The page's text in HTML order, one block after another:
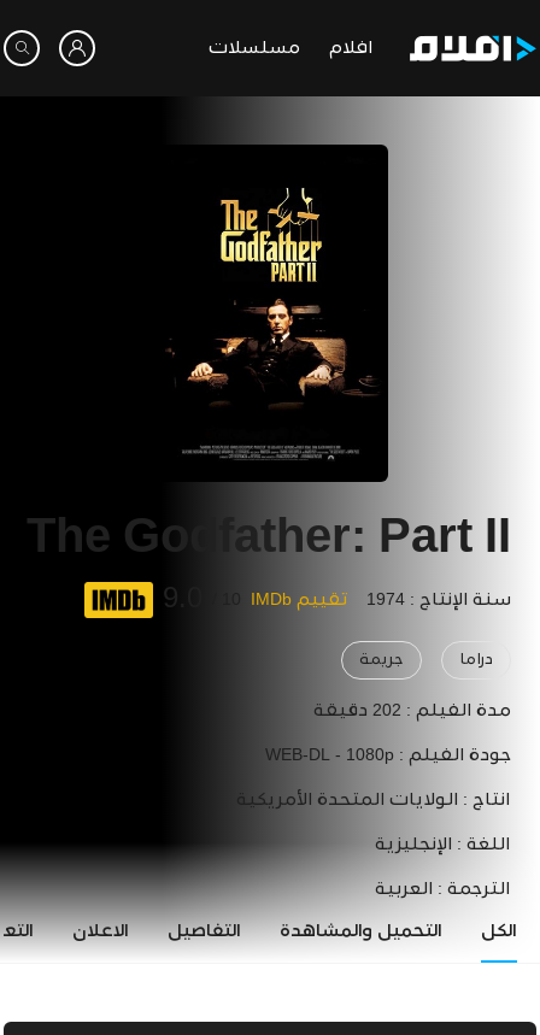
افلام مسلسلات
The Godfather: Part II
سنة الإنتاج : 1974 تقييم IMDb 9.0
دراما جريمة
مدة الفيلم : 202 دقيقة
جودة الفيلم : WEB-DL - 1080p
انتاج : الولايات المتحدة الأمريكية
اللغة : الإنجليزية
الترجمة : العربية
الكل التحميل والمشاهدة التفاصيل الاعلان